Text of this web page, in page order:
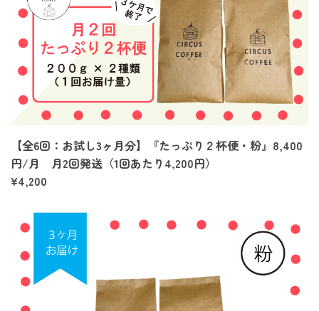
【全6回：お試し3ヶ月分】『たっぷり２杯便・粉』8,400
円/月 月2回発送（1回あたり4,200円）
¥4,200